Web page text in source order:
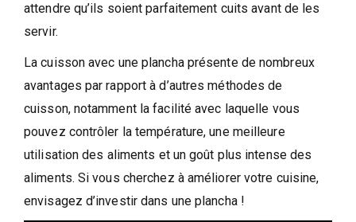
attendre qu’ils soient parfaitement cuits avant de les
servir.
La cuisson avec une plancha présente de nombreux
avantages par rapport à d’autres méthodes de
cuisson, notamment la facilité avec laquelle vous
pouvez contrôler la température, une meilleure
utilisation des aliments et un goût plus intense des
aliments. Si vous cherchez à améliorer votre cuisine,
envisagez d’investir dans une plancha !